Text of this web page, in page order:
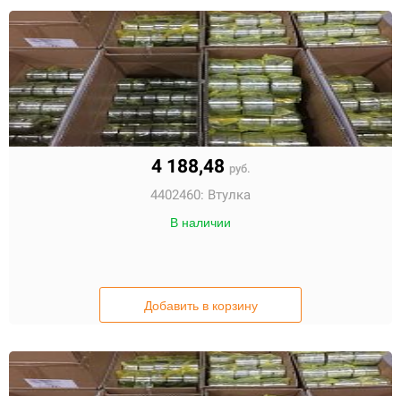
4 188,48 руб.
4402460: Втулка
В наличии
Добавить в корзину